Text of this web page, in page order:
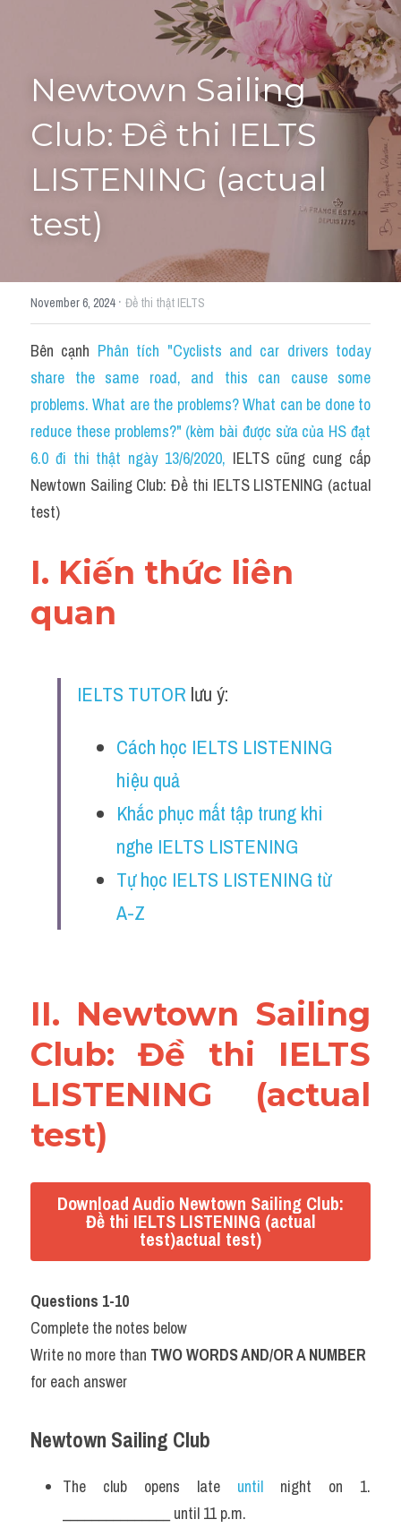
Tourism and Travelling
Pronunciation
Section 3
Social issues
Section 2
Map
Transcript
Cam
Series luyện nghe Tiếng Anh cùng IELTS T
Health and Medicine
Technology
Advice
Listening
Reading
Đề thi thật IELTS
Newtown Sailing
Club: Đề thi IELTS
LISTENING (actual
test)
November 6, 2024· Đề thi thật IELTS
Bên cạnh Phân tích "Cyclists and car drivers today
share the same road, and this can cause some
problems. What are the problems? What can be done to
reduce these problems?" (kèm bài được sửa của HS đạt
6.0 đi thi thật ngày 13/6/2020, IELTS cũng cung cấp
Newtown Sailing Club: Đề thi IELTS LISTENING (actual
test)
I. Kiến thức liên
quan
IELTS TUTOR lưu ý:
Cách học IELTS LISTENING
hiệu quả
Khắc phục mất tập trung khi
nghe IELTS LISTENING
Tự học IELTS LISTENING từ
A-Z
II. Newtown Sailing
Club: Đề thi IELTS
LISTENING (actual
test)
Download Audio Newtown Sailing Club:
Đề thi IELTS LISTENING (actual
test)actual test)
Questions 1-10
Complete the notes below
Write no more than
for each answer
Newtown Sailing Club
The club opens late until night on 1.
_______________ until 11 p.m.